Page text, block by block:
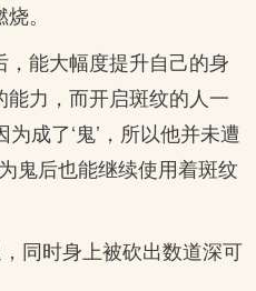
。
能大幅度提升自己的身
力，而开启斑纹的人一
成了‘鬼’，所以他并未遭
鬼后也能继续使用着斑纹
同时身上被砍出数道深可